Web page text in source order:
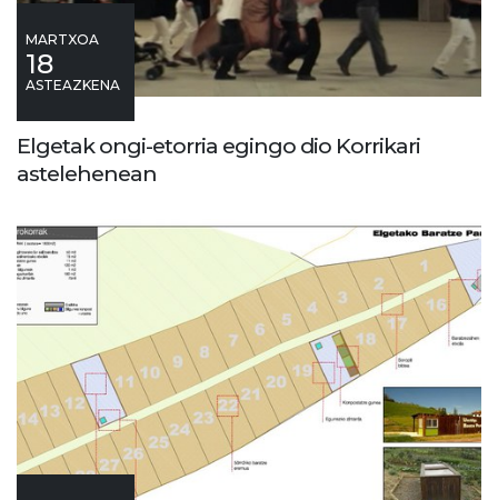
MARTXOA
18
ASTEAZKENA
Elgetak ongi-etorria egingo dio Korrikari
astelehenean